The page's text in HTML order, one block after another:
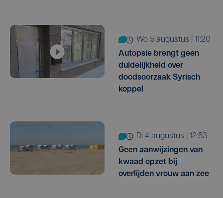
wo 5 augustus | 11:20
Autopsie brengt geen
duidelijkheid over
doodsoorzaak Syrisch
koppel
di 4 augustus | 12:53
Geen aanwijzingen van
kwaad opzet bij
overlijden vrouw aan zee